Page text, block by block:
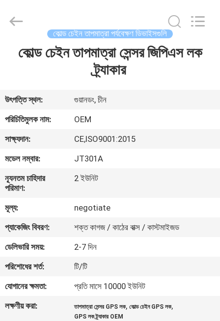
বাড়ি
VR
প্রদর্শন
আমাদের
সম্পর্কে
কারখানা
ভ্রমণ
মান
নিয়ন্ত্রণ
যোগাযোগ
কোল্ড চেইন তাপমাত্রা পর্যবেক্ষণ ডিভাইসগুলি
কোল্ড চেইন তাপমাত্রা সেন্সর জিপিএস লক
ট্র্যাকার
উৎপত্তি স্থল:
গুয়ানডং, চীন
পরিচিতিমুলক নাম:
OEM
সাক্ষ্যদান:
CE,ISO9001:2015
মডেল নম্বার:
JT301A
ন্যূনতম চাহিদার
পরিমাণ:
2 ইউনিট
মূল্য:
negotiate
প্যাকেজিং বিবরণ:
শক্ত কাগজ / কাঠের বাক্স / কাস্টমাইজড
ডেলিভারি সময়:
2-7 দিন
পরিশোধের শর্ত:
টি/টি
যোগানের ক্ষমতা:
প্রতি মাসে 10000 ইউনিট
লক্ষণীয় করা:
তাপমাত্রা সেন্সর GPS লক,কোল্ড চেইন GPS লক,
GPS লক ট্র্যাকার OEM